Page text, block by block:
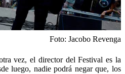
Foto: Jacobo Revenga
vez, el director del Festival es la
luego, nadie podrá negar que, los